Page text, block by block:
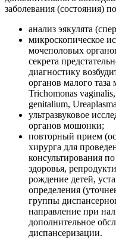
заболевания (состояния)
анализ эякулята
микроскопическое
мочеполовых
секрета
диагностику
органов малого
Trichomonas
genitalium,
ультразвуковое
органов мошонки;
повторный прием
хирурга для
консультирования
здоровья,
рождение детей,
определения
группы
направление при
дополнительное
диспансеризации.